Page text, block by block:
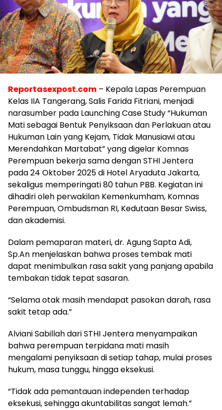
Reportasexpost.com – Kepala Lapas Perempuan
Kelas IIA Tangerang, Salis Farida Fitriani, menjadi
narasumber pada Launching Case Study “Hukuman
Mati sebagai Bentuk Penyiksaan dan Perlakuan atau
Hukuman Lain yang Kejam, Tidak Manusiawi atau
Merendahkan Martabat” yang digelar Komnas
Perempuan bekerja sama dengan STHI Jentera
pada 24 Oktober 2025 di Hotel Aryaduta Jakarta,
sekaligus memperingati 80 tahun PBB. Kegiatan ini
dihadiri oleh perwakilan Kemenkumham, Komnas
Perempuan, Ombudsman RI, Kedutaan Besar Swiss,
dan akademisi.
Dalam pemaparan materi, dr. Agung Sapta Adi,
Sp.An menjelaskan bahwa proses tembak mati
dapat menimbulkan rasa sakit yang panjang apabila
tembakan tidak tepat sasaran.
“Selama otak masih mendapat pasokan darah, rasa
sakit tetap ada.”
Alviani Sabillah dari STHI Jentera menyampaikan
bahwa perempuan terpidana mati masih
mengalami penyiksaan di setiap tahap, mulai proses
hukum, masa tunggu, hingga eksekusi.
“Tidak ada pemantauan independen terhadap
eksekusi, sehingga akuntabilitas sangat lemah.”